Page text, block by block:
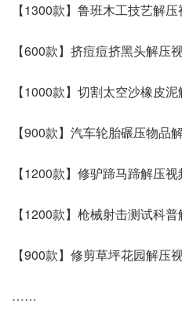
【1300款】鲁班木工技艺解
【600款】挤痘痘挤黑头解压
【1000款】切割太空沙橡皮
【900款】汽车轮胎碾压物品
【1200款】修驴蹄马蹄解压
【1200款】枪械射击测试科
【900款】修剪草坪花园解压
……